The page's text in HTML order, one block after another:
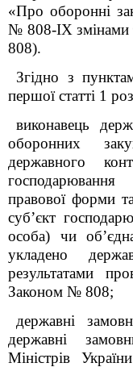
«Про оборонні
№ 808-IX
808).
Згідно з
першої статті 1
виконавець
оборонних
державного
господарювання
правової форми
суб’єкт
особа) чи
укладено
результатами
Законом № 808;
державні
державні
Міністрів